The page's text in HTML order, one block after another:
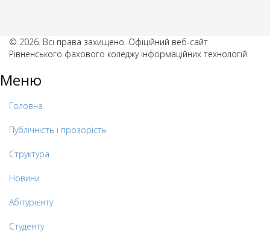
© 2026. Всі права захищено. Офіційний веб-сайт
Рівненського фахового коледжу інформаційних технологій
Меню
Головна
Публічність і прозорість
Структура
Новини
Абітурієнту
Студенту